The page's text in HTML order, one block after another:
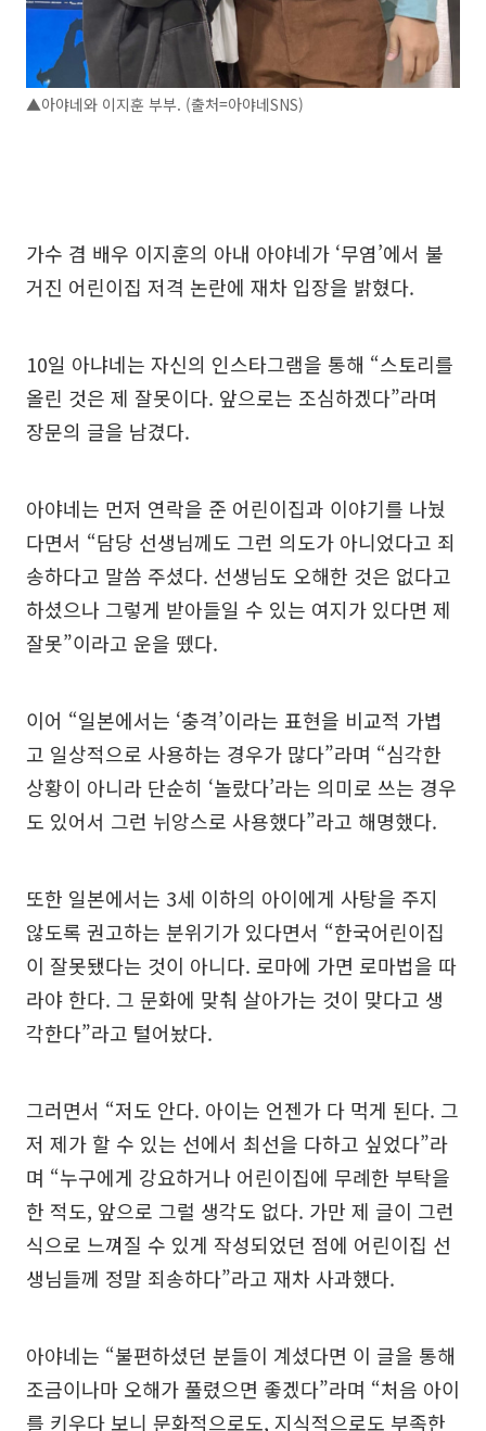
▲아야네와 이지훈 부부. (출처=아야네SNS)
가수 겸 배우 이지훈의 아내 아야네가 ‘무염’에서 불
거진 어린이집 저격 논란에 재차 입장을 밝혔다.
10일 아냐네는 자신의 인스타그램을 통해 “스토리를
올린 것은 제 잘못이다. 앞으로는 조심하겠다”라며
장문의 글을 남겼다.
아야네는 먼저 연락을 준 어린이집과 이야기를 나눴
다면서 “담당 선생님께도 그런 의도가 아니었다고 죄
송하다고 말씀 주셨다. 선생님도 오해한 것은 없다고
하셨으나 그렇게 받아들일 수 있는 여지가 있다면 제
잘못”이라고 운을 뗐다.
이어 “일본에서는 ‘충격’이라는 표현을 비교적 가볍
고 일상적으로 사용하는 경우가 많다”라며 “심각한
상황이 아니라 단순히 ‘놀랐다’라는 의미로 쓰는 경우
도 있어서 그런 뉘앙스로 사용했다”라고 해명했다.
또한 일본에서는 3세 이하의 아이에게 사탕을 주지
않도록 권고하는 분위기가 있다면서 “한국어린이집
이 잘못됐다는 것이 아니다. 로마에 가면 로마법을 따
라야 한다. 그 문화에 맞춰 살아가는 것이 맞다고 생
각한다”라고 털어놨다.
그러면서 “저도 안다. 아이는 언젠가 다 먹게 된다. 그
저 제가 할 수 있는 선에서 최선을 다하고 싶었다”라
며 “누구에게 강요하거나 어린이집에 무례한 부탁을
한 적도, 앞으로 그럴 생각도 없다. 가만 제 글이 그런
식으로 느껴질 수 있게 작성되었던 점에 어린이집 선
생님들께 정말 죄송하다”라고 재차 사과했다.
아야네는 “불편하셨던 분들이 계셨다면 이 글을 통해
조금이나마 오해가 풀렸으면 좋겠다”라며 “처음 아이
를 키우다 보니 문화적으로도, 지식적으로도 부족한